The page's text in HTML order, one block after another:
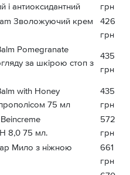
антиоксидантний
грн
Зволожуючий крем
426
грн
Pomegranate
за шкірою стоп з
435
грн
with Honey
75 мл
435
грн
8,0 75 мл.
572
грн
Мило з ніжною
661
грн